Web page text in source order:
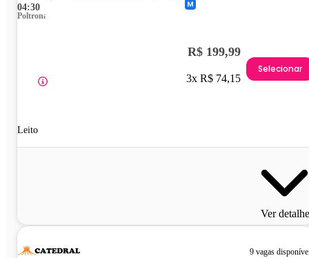
04:30
Poltrona
Leito
R$ 199,99
3x R$ 74,15
Selecionar
Ver
9 vagas